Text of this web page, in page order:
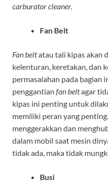
carburator cleaner.
Fan Belt
Fan beltatau tali kipas akan
kelenturan, keretakan, dan
permasalahan pada bagian
penggantian fan beltagar
kipas ini penting untuk
memiliki peran yang
menggerakkan dan
dalam mobil saat mesin
tidak ada, maka tidak
Busi